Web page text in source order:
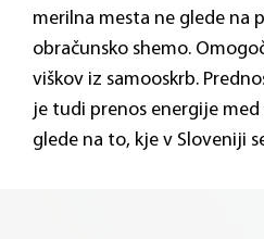
merilna mesta ne glede na
obračunsko shemo.
viškov iz samooskrb.
je tudi prenos energije
glede na to, kje v Sloveniji